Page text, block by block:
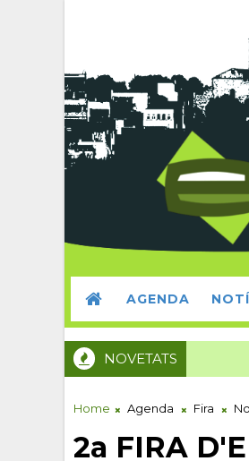
AGENDA
NOVETATS
Home Agenda Fira
2a FIRA